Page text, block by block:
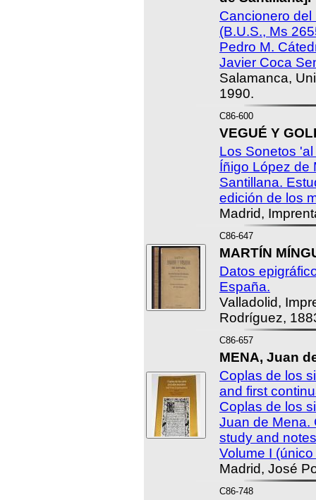
Cancionero
(B.U.S., Ms
Pedro M.
Javier Coca
Salamanca,
1990.
C86-600
VEGUÉ Y
Los Sonetos
Íñigo López de
Santillana.
edición de los
Madrid,
C86-647
MARTÍN
Datos
España.
Valladolid,
Rodríguez,
C86-657
MENA, Juan
Coplas de los
and first
Coplas de los
Juan de Mena.
study and
Volume I
Madrid, José
C86-748